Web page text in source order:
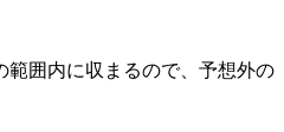
範囲内に収まるので、予想外の